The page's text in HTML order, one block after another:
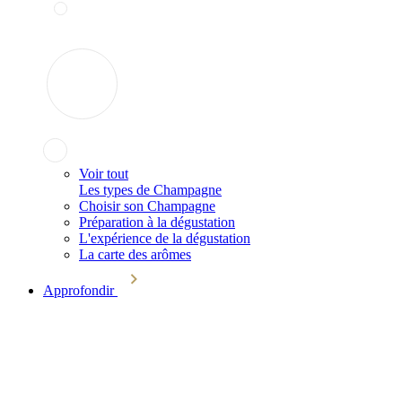
Voir tout
Les types de Champagne
Choisir son Champagne
Préparation à la dégustation
L'expérience de la dégustation
La carte des arômes
Approfondir